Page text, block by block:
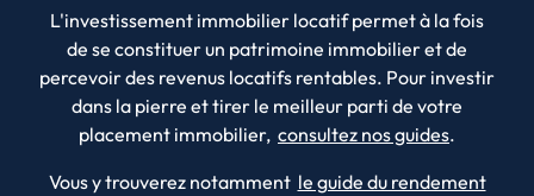
L'investissement immobilier locatif permet à la fois
de se constituer un patrimoine immobilier et de
percevoir des revenus locatifs rentables. Pour investir
dans la pierre et tirer le meilleur parti de votre
placement immobilier, consultez nos guides.
Vous y trouverez notamment le guide du rendement